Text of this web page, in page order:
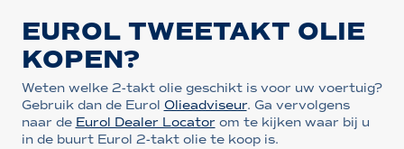
EUROL TWEETAKT OLIE
KOPEN?
Weten welke 2-takt olie geschikt is voor uw voertuig?
Gebruik dan de Eurol Olieadviseur. Ga vervolgens
naar de Eurol Dealer Locatorom te kijken waar bij u
in de buurt Eurol 2-takt olie te koop is.